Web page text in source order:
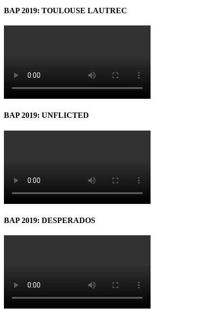
BAP 2019: TOULOUSE LAUTREC
BAP 2019: UNFLICTED
BAP 2019: DESPERADOS